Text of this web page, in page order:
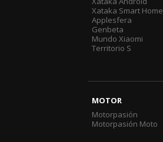
Xataka Smart Home
Applesfera
Genbeta
Mundo Xiaomi
Territorio S
MOTOR
Motorpasión
Motorpasión Moto